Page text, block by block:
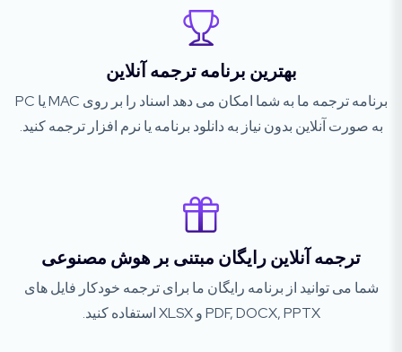
بهترین برنامه ترجمه آنلاین
برنامه ترجمه ما به شما امکان می دهد اسناد را بر روی MAC یا PC
به صورت آنلاین بدون نیاز به دانلود برنامه یا نرم افزار ترجمه کنید.
ترجمه آنلاین رایگان مبتنی بر هوش مصنوعی
شما می توانید از برنامه رایگان ما برای ترجمه خودکار فایل های
PDF, DOCX, PPTX و XLSX استفاده کنید.